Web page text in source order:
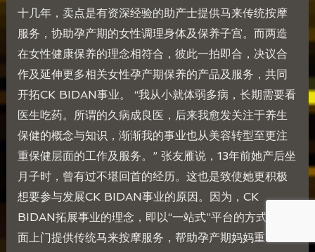
十几年，卖点是有资深经验的助产士提供马来传统按摩
服务，协助孕产期的女性调理身体及保养子宫。而两造
在女性健康保养的理念相符合，彼此一拍即合，决议合
作及延伸更多相关女性孕产期保养的产品及服务，共同
开拓CK BIDAN事业。 “我从小就体弱多病，长期需要看
医生吃药。所谓的久病成良医，后来我愈发关注于养生
保健的概念与知识，渐渐我的事业也从美容转型至更注
重保健层面的工作及服务。” 张友雁说，13年前她产后坐
月子时，曾有过不堪回首的经历。这也是致使她更积极
想要参与发展CK BIDAN事业的原因。因为，CK
BIDAN拓展事业的理念，即以“一站式”平台的方式，全
面上门提供传统马来按摩服务，帮助孕产期妈妈重